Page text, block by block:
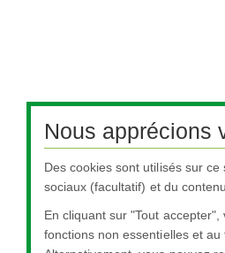
Nous apprécions
Des cookies sont utilisés sur
sociaux (facultatif) et du
En cliquant sur "Tout
fonctions non essentielles et